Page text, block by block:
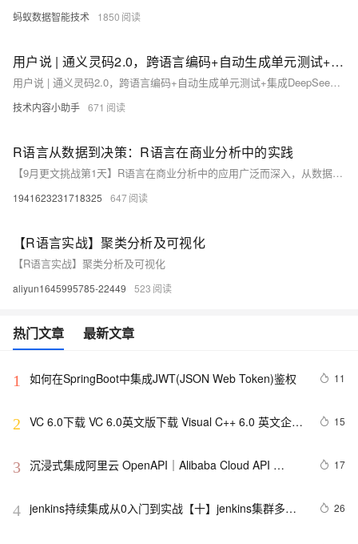
蚂蚁数据智能技术 1850
用户说 | 通义灵码2.0，跨语言编码+自动生成单元测试+集成DeepSeek模型且免费使用
用户说 | 通义灵码2.0，跨语言编码+自动生成单元测试+集成DeepSeek模型且免费使用
技术内容小助手 671
R语言从数据到决策：R语言在商业分析中的实践
【9月更文挑战第1天】R语言在商业分析中的应用广泛而深入，从数据收集、预处理、分析到预测模型构建和决策支持，R语言都提供了强大的工具和功能。通过学习和掌握R语言在商业分析中的实践应用，我们可以更好地利用数据驱动企业决策，提升企业的竞争力和盈利能力。未来，随着大数据和人工智能技术的不断发展，R语言在商业分析领域的应用将更加广泛和深入，为企业带来更多的机遇和挑战。
1941623231718325 647
【R语言实战】聚类分析及可视化
【R语言实战】聚类分析及可视化
aliyun1645995785-22449 523
热门文章 最新文章
1 如何在SpringBoot中集成JWT(JSON Web Token)鉴权 11
2 VC 6.0下载 VC 6.0英文版下载 Visual C++ 6.0 英文企业
15
3 沉浸式集成阿里云 OpenAPI｜Alibaba Cloud API
17
4 jenkins持续集成从0入门到实战【十】jenkins集群多节
26